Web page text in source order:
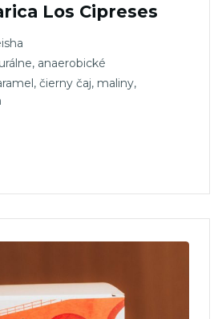
Los Cipreses
anaerobické
čierny čaj, maliny,